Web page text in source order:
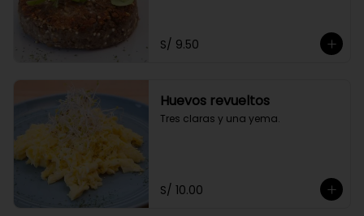
S/ 9.50
Huevos revueltos
Tres claras y una yema.
S/ 10.00